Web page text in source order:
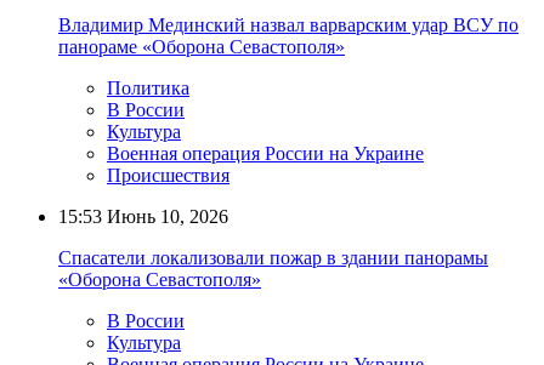
Владимир Мединский назвал варварским удар ВСУ по
панораме «Оборона Севастополя»
Политика
В России
Культура
Военная операция России на Украине
Происшествия
15:53 Июнь 10, 2026
Спасатели локализовали пожар в здании панорамы
«Оборона Севастополя»
В России
Культура